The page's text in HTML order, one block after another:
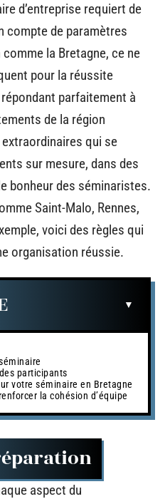
d’entreprise requiert de
compte de paramètres
la Bretagne, ce ne
pour la réussite
parfaitement à
de la région
qui se
sur mesure, dans des
bonheur des séminaristes.
Saint-Malo, Rennes,
voici des règles qui
organisation réussie.
participants
votre séminaire en Bretagne
la cohésion d’équipe
aspect du